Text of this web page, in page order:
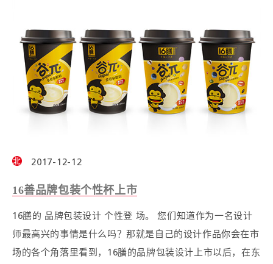
2017-12-12
16善品牌包装个性杯上市
16膳的 品牌包装设计 个性登 场。 您们知道作为一名设计
师最高兴的事情是什么吗？那就是自己的设计作品你会在市
场的各个角落里看到，16膳的品牌包装设计上市以后，在东